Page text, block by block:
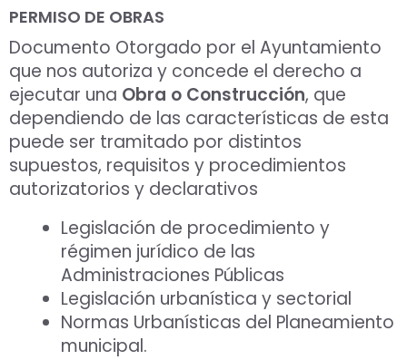
PERMISO DE OBRAS
Documento Otorgado por el Ayuntamiento
que nos autoriza y concede el derecho a
ejecutar una Obra o Construcción, que
dependiendo de las características de esta
puede ser tramitado por distintos
supuestos, requisitos y procedimientos
autorizatorios y declarativos
Legislación de procedimiento y
régimen jurídico de las
Administraciones Públicas
Legislación urbanística y sectorial
Normas Urbanísticas del Planeamiento
municipal.